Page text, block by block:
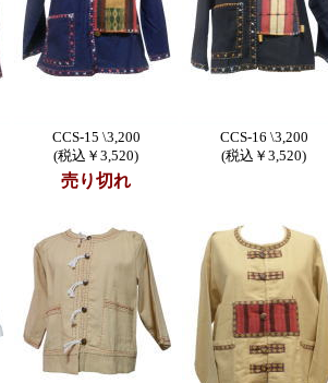
CCS-15 \3,200
(税込￥3,520)
CCS-16 \3,200
(税込￥3,520)
売り切れ